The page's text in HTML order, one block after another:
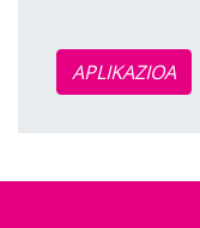
APLIKAZIOA